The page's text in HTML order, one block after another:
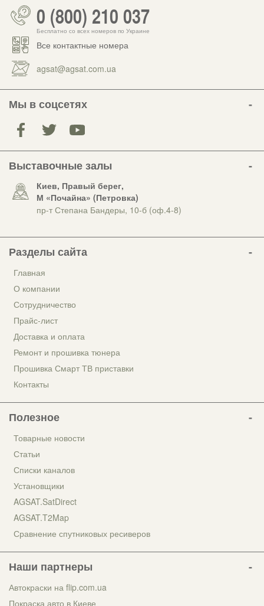
0 (800) 210 037
Бесплатно со всех номеров по Украине
Все контактные номера
agsat@agsat.com.ua
Мы в соцсетях
Выставочные залы
Киев, Правый берег,
М «Почайна» (Петровка)
пр-т Степана Бандеры, 10-б (оф.4-8)
Разделы сайта
Главная
О компании
Сотрудничество
Прайс-лист
Доставка и оплата
Ремонт и прошивка тюнера
Прошивка Смарт ТВ приставки
Контакты
Полезное
Товарные новости
Статьи
Списки каналов
Установщики
AGSAT.SatDirect
AGSAT.T2Map
Сравнение спутниковых ресиверов
Наши партнеры
Автокраски на flip.com.ua
Покраска авто в Киеве